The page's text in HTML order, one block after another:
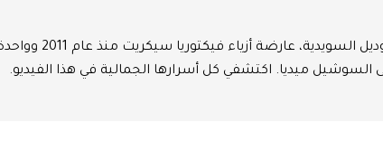
إلسا هوسك السوبر موديل السويدية،
ميديا. اكتشفي كل أسرارها الجمالية في هذا الفيديو.